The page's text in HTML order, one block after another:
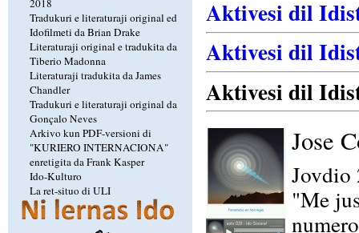
2018
Tradukuri e literaturaji original ed
Idofilmeti da Brian Drake
Literaturaji original e tradukita da
Tiberio Madonna
Literaturaji tradukita da James
Chandler
Tradukuri e literaturaji original da
Gonçalo Neves
Arkivo kun PDF-versioni di
"KURIERO INTERNACIONA"
enretigita da Frank Kasper
Ido-Kulturo
La ret-situo di ULI
Aktivesi dil
Aktivesi dil
Aktivesi dil
Jose
Jovdio
"Me